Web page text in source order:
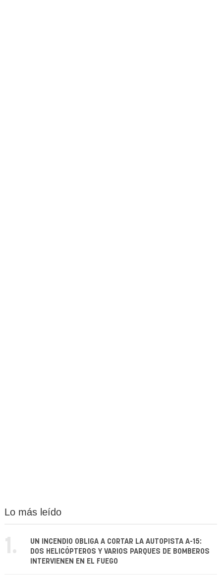
Lo más leído
1.
UN INCENDIO OBLIGA A CORTAR LA AUTOPISTA A-15:
DOS HELICÓPTEROS Y VARIOS PARQUES DE BOMBEROS
INTERVIENEN EN EL FUEGO